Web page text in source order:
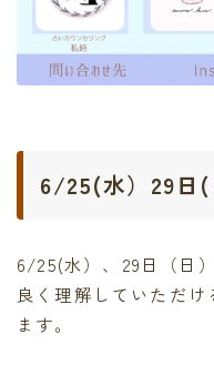
6/25(水）29日(
6/25(水）、29日（日
良く理解していただけ
ます。